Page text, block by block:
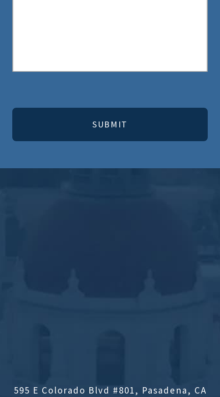
595 E Colorado Blvd #801, Pasadena, CA